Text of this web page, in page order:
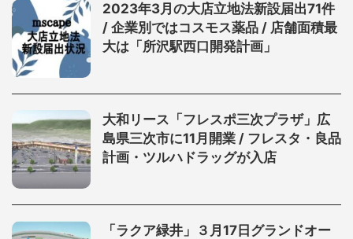
2023年3月の大店立地法新設届出71件
/ 企業別ではコスモス薬品 / 店舗面積最
大は「所沢駅西口開発計画」
大和リース「フレスポ三次プラザ」広
島県三次市に11月開業 / フレスタ・良品
計画・ツルハドラッグが入店
「ラクア緑井」３月17日グランドオー